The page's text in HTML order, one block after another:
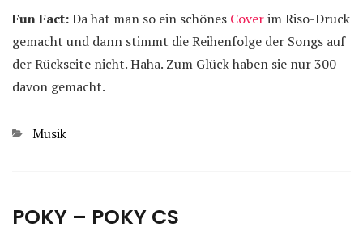
Fun Fact:Da hat man so ein schönes Coverim Riso-Druck
gemacht und dann stimmt die Reihenfolge der Songs auf
der Rückseite nicht. Haha. Zum Glück haben sie nur 300
davon gemacht.
Kategorien
Musik
POKY – POKY CS